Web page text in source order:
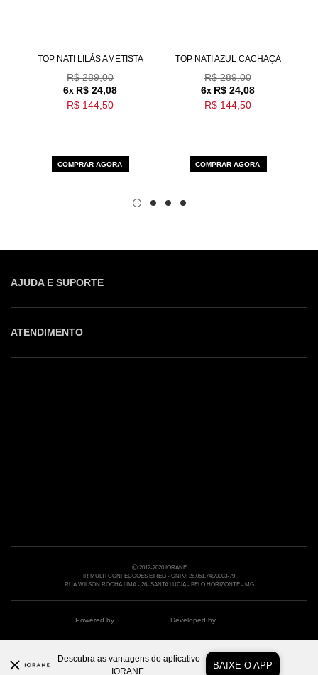
TOP NATI LILÁS AMETISTA
R$ 289,00
6x R$ 24,08
R$ 144,50
COMPRAR AGORA
TOP NATI AZUL CACHAÇA
R$ 289,00
6x R$ 24,08
R$ 144,50
COMPRAR AGORA
AJUDA E SUPORTE
ATENDIMENTO
Nossas Lojas
Ⓒ 2012-2020 IORANE
IR MULTI CONFECCOES EIRELI - CNPJ: 26.051.748/0003-79
RUA WILSON ROCHA LIMA - 26- SANTA LÚCIA - BELO HORIZONTE - MG
Powered by Developed by
Descubra as vantagens do aplicativo
IORANE.
BAIXE O APP